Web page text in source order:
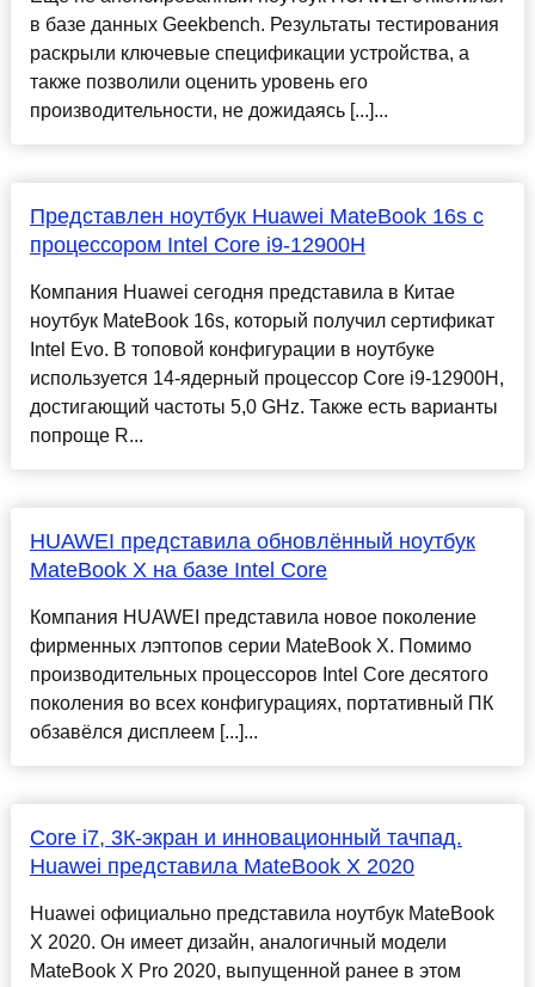
в базе данных Geekbench. Результаты тестирования
раскрыли ключевые спецификации устройства, а
также позволили оценить уровень его
производительности, не дожидаясь [...]...
Представлен ноутбук Huawei MateBook 16s с
процессором Intel Core i9-12900H
Компания Huawei сегодня представила в Китае
ноутбук MateBook 16s, который получил сертификат
Intel Evo. В топовой конфигурации в ноутбуке
используется 14-ядерный процессор Core i9-12900H,
достигающий частоты 5,0 GHz. Также есть варианты
попроще R...
HUAWEI представила обновлённый ноутбук
MateBook X на базе Intel Core
Компания HUAWEI представила новое поколение
фирменных лэптопов серии MateBook X. Помимо
производительных процессоров Intel Core десятого
поколения во всех конфигурациях, портативный ПК
обзавёлся дисплеем [...]...
Core i7, 3К-экран и инновационный тачпад.
Huawei представила MateBook X 2020
Huawei официально представила ноутбук MateBook
X 2020. Он имеет дизайн, аналогичный модели
MateBook X Pro 2020, выпущенной ранее в этом